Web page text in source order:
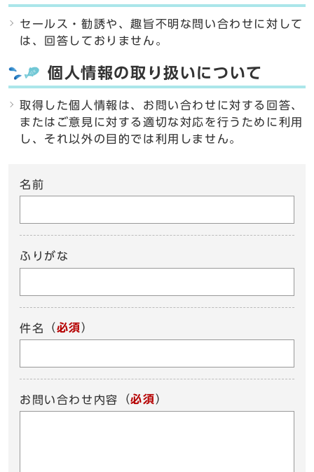
セールス・勧誘や、趣旨不明な問い合わせに対して
は、回答しておりません。
個人情報の取り扱いについて
取得した個人情報は、お問い合わせに対する回答、
またはご意見に対する適切な対応を行うために利用
し、それ以外の目的では利用しません。
名前
ふりがな
件名 （必須）
お問い合わせ内容 （必須）